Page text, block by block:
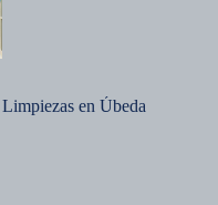
Limpiezas en Úbeda